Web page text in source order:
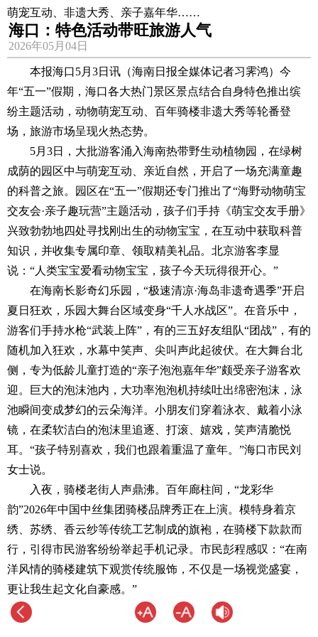
萌宠互动、非遗大秀、亲子嘉年华……
海口：特色活动带旺旅游人气
2026年05月04日
本报海口5月3日讯（海南日报全媒体记者习霁鸿）今
年“五一”假期，海口各大热门景区景点结合自身特色推出缤
纷主题活动，动物萌宠互动、百年骑楼非遗大秀等轮番登
场，旅游市场呈现火热态势。
5月3日，大批游客涌入海南热带野生动植物园，在绿树
成荫的园区中与萌宠互动、亲近自然，开启了一场充满童趣
的科普之旅。园区在“五一”假期还专门推出了“海野动物萌宝
交友会·亲子趣玩营”主题活动，孩子们手持《萌宝交友手册》
兴致勃勃地四处寻找刚出生的动物宝宝，在互动中获取科普
知识，并收集专属印章、领取精美礼品。北京游客李显
说：“人类宝宝爱看动物宝宝，孩子今天玩得很开心。”
在海南长影奇幻乐园，“极速清凉·海岛非遗奇遇季”开启
夏日狂欢，乐园大舞台区域变身“千人水战区”。在音乐中，
游客们手持水枪“武装上阵”，有的三五好友组队“团战”，有的
随机加入狂欢，水幕中笑声、尖叫声此起彼伏。在大舞台北
侧，专为低龄儿童打造的“亲子泡泡嘉年华”颇受亲子游客欢
迎。巨大的泡沫池内，大功率泡泡机持续吐出绵密泡沫，泳
池瞬间变成梦幻的云朵海洋。小朋友们穿着泳衣、戴着小泳
镜，在柔软洁白的泡沫里追逐、打滚、嬉戏，笑声清脆悦
耳。“孩子特别喜欢，我们也跟着重温了童年。”海口市民刘
女士说。
入夜，骑楼老街人声鼎沸。百年廊柱间，“龙彩华
韵”2026年中国中丝集团骑楼品牌秀正在上演。模特身着京
绣、苏绣、香云纱等传统工艺制成的旗袍，在骑楼下款款而
行，引得市民游客纷纷举起手机记录。市民彭程感叹：“在南
洋风情的骑楼建筑下观赏传统服饰，不仅是一场视觉盛宴，
更让我生起文化自豪感。”